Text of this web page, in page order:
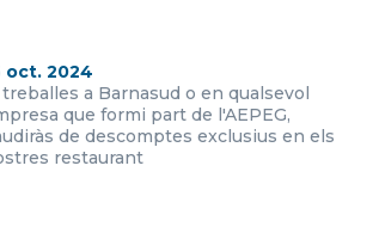
oct. 2024
treballes a Barnasud o en qualsevol
que formi part de l'AEPEG,
de descomptes exclusius en els
restaurant